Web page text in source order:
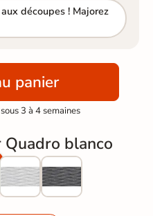
découpes ! Majorez
panier
3 à 4 semaines
Quadro blanco